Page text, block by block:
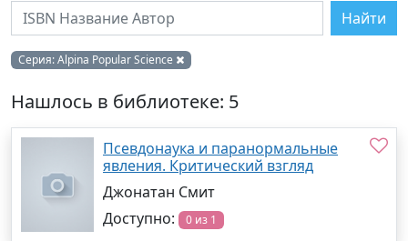
Найти
Серия:Alpina Popular Science
Нашлось в библиотеке: 5
Псевдонаука и паранормальные
явления. Критический взгляд
Джонатан Смит
Доступно:
0 из 1